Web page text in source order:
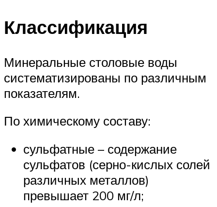
Классификация
Минеральные столовые воды
систематизированы по различным
показателям.
По химическому составу:
сульфатные – содержание
сульфатов (серно-кислых солей
различных металлов)
превышает 200 мг/л;